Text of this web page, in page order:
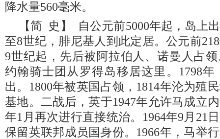
降水量560毫米。
【简 史】 自公元前5000年起，岛上
至8世纪，腓尼基人到此定居。公元前
9世纪起，先后被阿拉伯人、诺曼人占
约翰骑士团从罗得岛移居这里。1798
出。1800年被英国占领，1814年沦为殖
基地。二战后，英于1947年允许马成立
年1月再次进行直接统治。1964年9月21
保留英联邦成员国身份。1966年，马举